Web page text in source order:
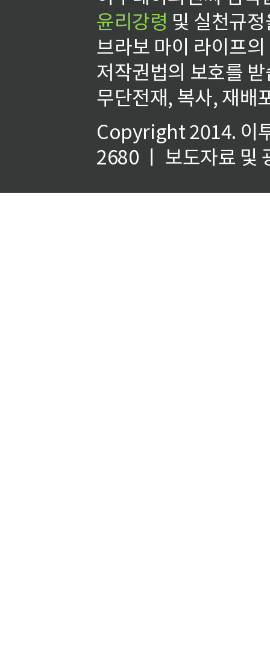
윤리강령 및 실천규
브라보 마이 라이프
저작권법의 보호를
무단전재, 복사, 재배
Copyright 2014. 이
2680 ㅣ 보도자료